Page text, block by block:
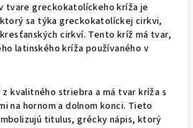
tvare greckokatolíckeho kríža je
sa týka greckokatolíckej cirkvi,
cirkví. Tento kríž má tvar,
latinského kríža používaného v
kvalitného striebra a má tvar kríža s
na hornom a dolnom konci. Tieto
titulus, grécky nápis, ktorý